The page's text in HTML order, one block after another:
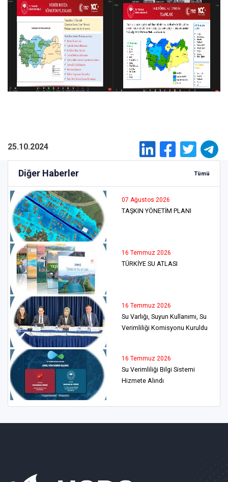
25.10.2024
Diğer Haberler Tümü
07 Ağustos 2026
TAŞKIN YÖNETİM PLANI
16 Temmuz 2026
TÜRKİYE SU ATLASI
16 Temmuz 2026
Su Varlığı, Suyun Kullanımı, Su
Verimliliği Komisyonu Kuruldu
16 Temmuz 2026
Su Verimliliği Bilgi Sistemi
Hizmete Alındı